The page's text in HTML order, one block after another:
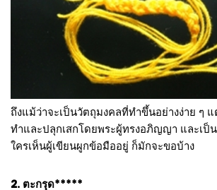
ถึงแม้ว่าจะเป็นวัตถุมงคลที่ทำขึ้นอย่างง่าย ๆ แ
ทำและปลุกเสกโดยพระผู้ทรงอภิญญา และเป็
ใครเห็นผู้เขียนผูกข้อมืออยู่ ก็มักจะขอบ้าง
2. ตะกรุด*****